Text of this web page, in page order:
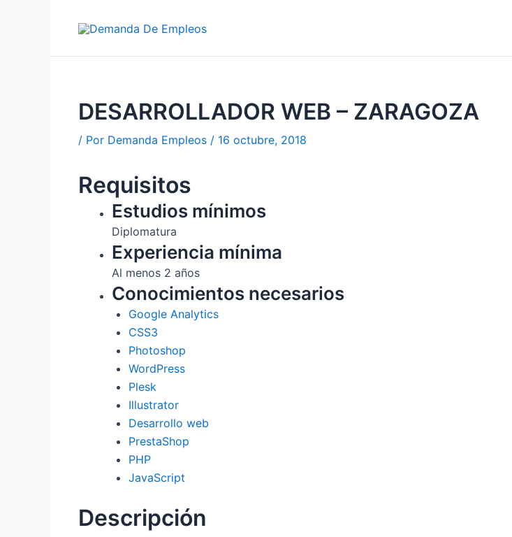
DESARROLLADOR WEB – ZARAGOZA
/ Por Demanda Empleos / 16 octubre, 2018
Requisitos
Estudios mínimos
Diplomatura
Experiencia mínima
Al menos 2 años
Conocimientos necesarios
Google Analytics
CSS3
Photoshop
WordPress
Plesk
Illustrator
Desarrollo web
PrestaShop
PHP
JavaScript
Descripción